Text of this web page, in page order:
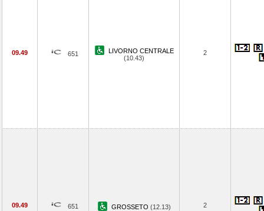
09.49 651
LIVORNO CENTRALE
(10.43)
2
09.49 651 GROSSETO (12.13) 2